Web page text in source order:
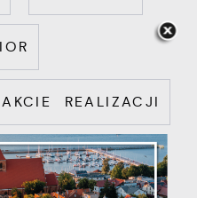
REALIZACJI
PLANOWANE